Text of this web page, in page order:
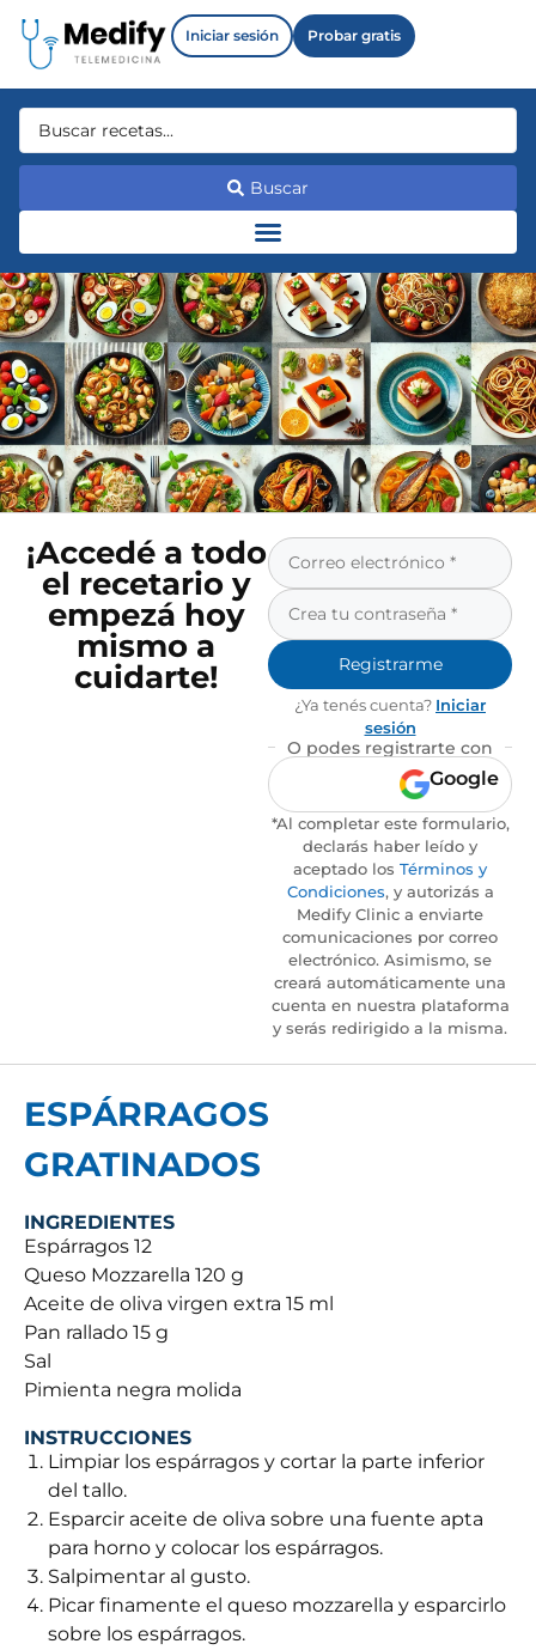
Iniciar sesión Probar gratis
Buscar
¡Accedé a todo
el recetario y
empezá hoy
mismo a
cuidarte!
Registrarme
¿Ya tenés cuenta? Iniciar
sesión
O podes registrarte con
Google
*Al completar este formulario,
declarás haber leído y
aceptado los Términos y
Condiciones, y autorizás a
Medify Clinic a enviarte
comunicaciones por correo
electrónico. Asimismo, se
creará automáticamente una
cuenta en nuestra plataforma
y serás redirigido a la misma.
ESPÁRRAGOS
GRATINADOS
INGREDIENTES
Espárragos 12
Queso Mozzarella 120 g
Aceite de oliva virgen extra 15 ml
Pan rallado 15 g
Sal
Pimienta negra molida
INSTRUCCIONES
Limpiar los espárragos y cortar la parte inferior
del tallo.
Esparcir aceite de oliva sobre una fuente apta
para horno y colocar los espárragos.
Salpimentar al gusto.
Picar finamente el queso mozzarella y esparcirlo
sobre los espárragos.